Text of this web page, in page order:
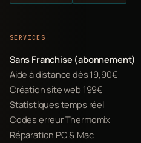
SERVICES
Sans Franchise (abonnement)
Aide à distance dès 19,90€
Création site web 199€
Statistiques temps réel
Codes erreur Thermomix
Réparation PC & Mac